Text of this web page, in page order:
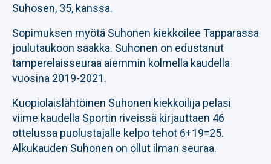
Suhosen, 35, kanssa.
Sopimuksen myötä Suhonen kiekkoilee Tapparassa
joulutaukoon saakka. Suhonen on edustanut
tamperelaisseuraa aiemmin kolmella kaudella
vuosina 2019-2021.
Kuopiolaislähtöinen Suhonen kiekkoilija pelasi
viime kaudella Sportin riveissä kirjauttaen 46
ottelussa puolustajalle kelpo tehot 6+19=25.
Alkukauden Suhonen on ollut ilman seuraa.